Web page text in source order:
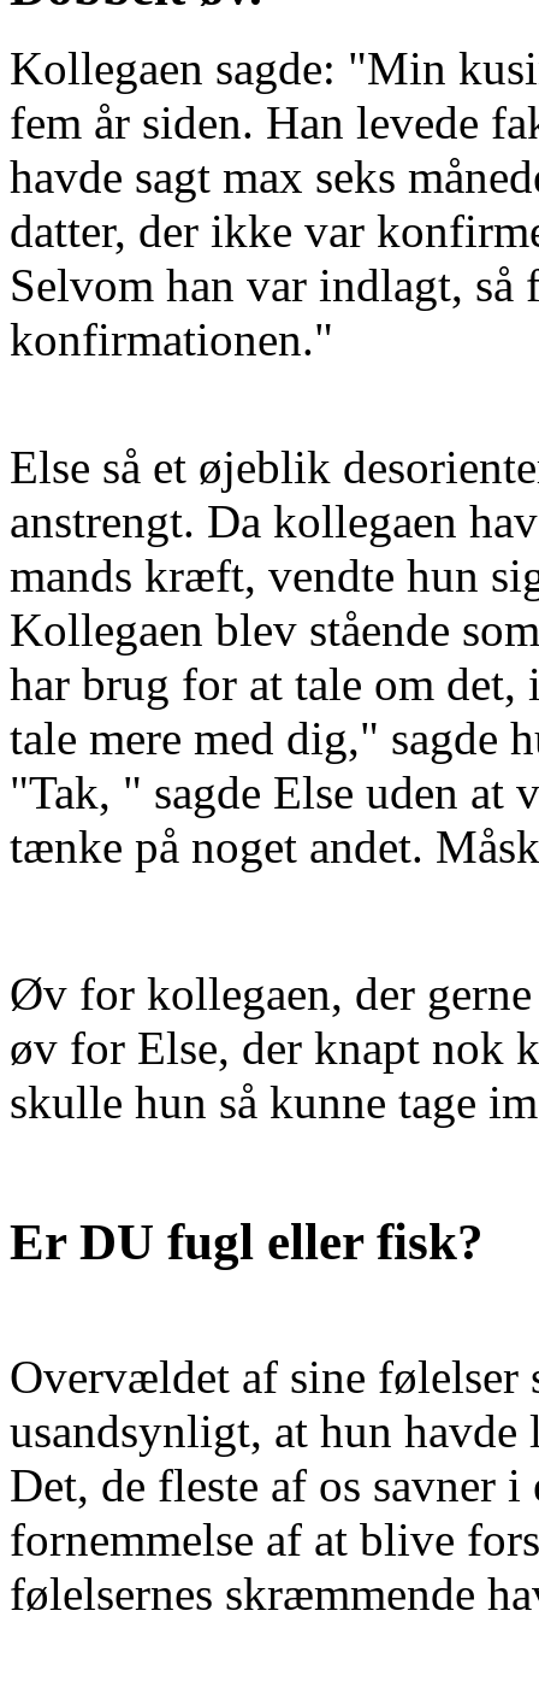
Kollegaen sagde: "Min
fem år siden. Han levede
havde sagt max seks
datter, der ikke var
Selvom han var indlagt,
konfirmationen."
Else så et øjeblik
anstrengt. Da kollegaen
mands kræft, vendte hun
Kollegaen blev stående
har brug for at tale om det,
tale mere med dig," sagde
"Tak, " sagde Else uden
tænke på noget andet.
Øv for kollegaen, der
øv for Else, der knapt nok
skulle hun så kunne tage
Er DU fugl eller fisk?
Overvældet af sine følelser
usandsynligt, at hun
Det, de fleste af os savner
fornemmelse af at blive
følelsernes skræmmende